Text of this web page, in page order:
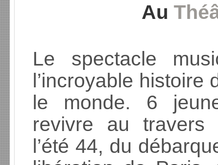
Au
Le spectacle
l’incroyable histoire
le monde. 6
revivre au travers
l’été 44, du